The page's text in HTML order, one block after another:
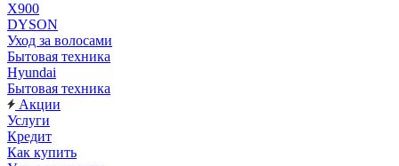
X900
DYSON
Уход за волосами
Бытовая техника
Hyundai
Бытовая техника
Акции
Услуги
Кредит
Как купить